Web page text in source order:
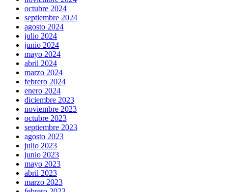
octubre 2024
septiembre 2024
agosto 2024
julio 2024
junio 2024
mayo 2024
abril 2024
marzo 2024
febrero 2024
enero 2024
diciembre 2023
noviembre 2023
octubre 2023
septiembre 2023
agosto 2023
julio 2023
junio 2023
mayo 2023
abril 2023
marzo 2023